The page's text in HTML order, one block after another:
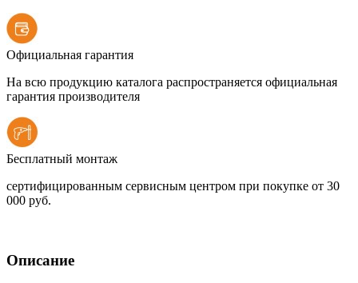
Официальная гарантия
На всю продукцию каталога распространяется официальная
гарантия производителя
Бесплатный монтаж
сертифицированным сервисным центром при покупке от 30
000 руб.
Описание